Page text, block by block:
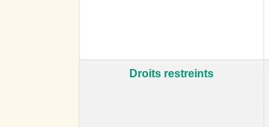
Droits restreints